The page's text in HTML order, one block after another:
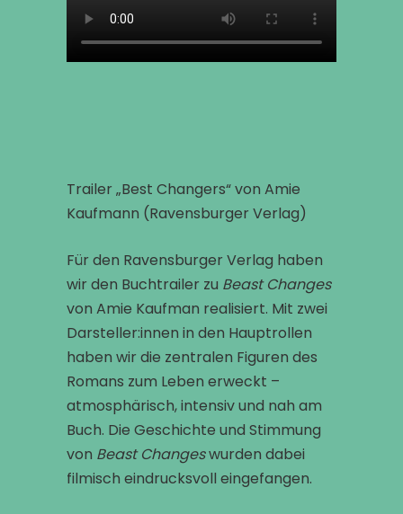
Trailer „Best Changers“ von Amie
Kaufmann (Ravensburger Verlag)
Für den Ravensburger Verlag haben
wir den Buchtrailer zu Beast Changes
von Amie Kaufman realisiert. Mit zwei
Darsteller:innen in den Hauptrollen
haben wir die zentralen Figuren des
Romans zum Leben erweckt –
atmosphärisch, intensiv und nah am
Buch. Die Geschichte und Stimmung
von Beast Changeswurden dabei
filmisch eindrucksvoll eingefangen.